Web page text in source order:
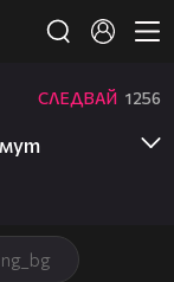
СЛЕДВАЙ 1256